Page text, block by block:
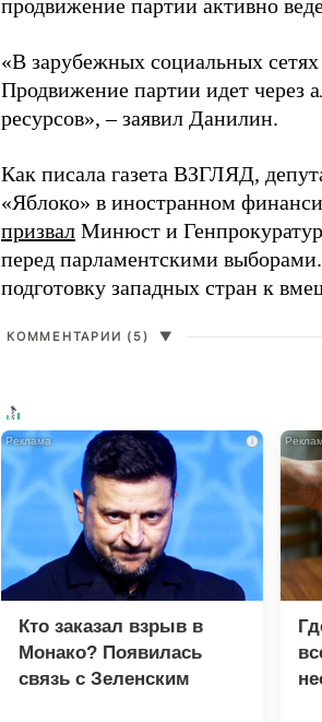
продвижение партии активно
«В зарубежных социальных
Продвижение партии идет через
ресурсов», – заявил Данилин.
Как писала газета ВЗГЛЯД,
«Яблоко» в иностранном
призвал Минюст и
перед парламентскими
подготовку западных стран к
КОММЕНТАРИИ (5) ▼
i
Кто заказал взрыв в
Монако? Появилась
связь с Зеленским